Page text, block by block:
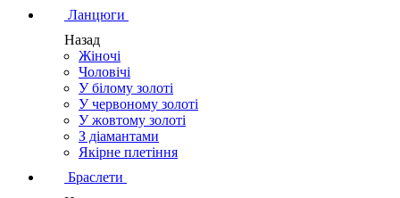
Ланцюги
Назад
Жіночі
Чоловічі
У білому золоті
У червоному золоті
У жовтому золоті
З діамантами
Якірне плетіння
Браслети